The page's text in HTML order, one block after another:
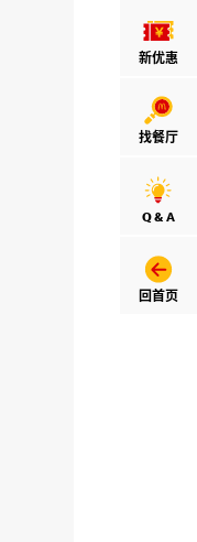
新优惠
找餐厅
Q & A
回首页